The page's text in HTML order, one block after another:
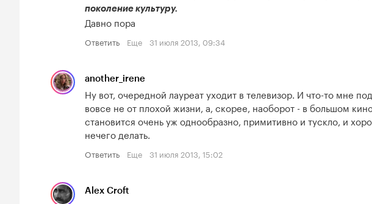
поколение культуру.
Давно пора
Ответить Еще 31 июля 2013, 09:34
another_irene
Ну вот, очередной лауреат уходит в телевизор. И что-то мне
вовсе не от плохой жизни, а, скорее, наоборот - в большом
становится очень уж однообразно, примитивно и тускло, и
нечего делать.
Ответить Еще 31 июля 2013, 15:02
Alex Croft